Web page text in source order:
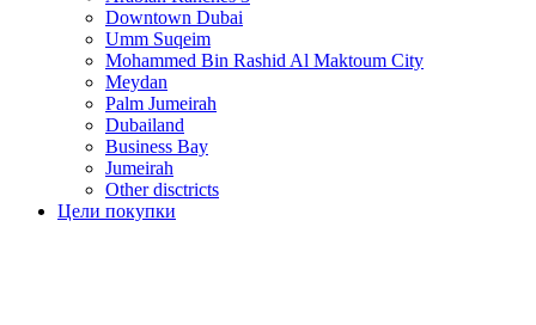
Downtown Dubai
Umm Suqeim
Mohammed Bin Rashid Al Maktoum City
Meydan
Palm Jumeirah
Dubailand
Business Bay
Jumeirah
Other disctricts
Цели покупки